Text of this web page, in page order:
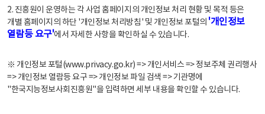
2. 진흥원이 운영하는 각 사업 홈페이지의 개인정보 처리 현황 및 목적 등은
개별 홈페이지의 하단 '개인정보 처리방침' 및 개인정보 포털의 '개인정보
열람등 요구'에서 자세한 사항을 확인하실 수 있습니다.
※ 개인정보 포털(www.privacy.go.kr) => 개인서비스 => 정보주체 권리행사
=> 개인정보 열람등 요구 => 개인정보 파일 검색 => 기관명에
"한국지능정보사회진흥원"을 입력하면 세부 내용을 확인할 수 있습니다.